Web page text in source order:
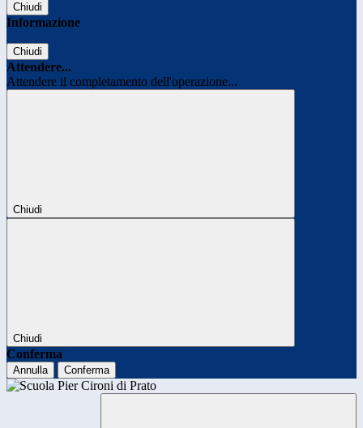
Chiudi
Informazione
Chiudi
Attendere...
Attendere il completamento dell'operazione...
Chiudi
Chiudi
Conferma
Annulla Conferma